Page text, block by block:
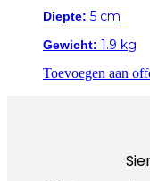
Diepte: 5 cm
Gewicht: 1.9 kg
Toevoegen aan